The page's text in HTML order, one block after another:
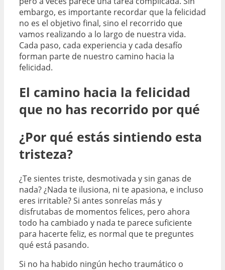
embargo, es importante recordar que la felicidad
no es el objetivo final, sino el recorrido que
vamos realizando a lo largo de nuestra vida.
Cada paso, cada experiencia y cada desafío
forman parte de nuestro camino hacia la
felicidad.
El camino hacia la felicidad
que no has recorrido por qué
¿Por qué estás sintiendo esta
tristeza?
¿Te sientes triste, desmotivada y sin ganas de
nada? ¿Nada te ilusiona, ni te apasiona, e incluso
eres irritable? Si antes sonreías más y
disfrutabas de momentos felices, pero ahora
todo ha cambiado y nada te parece suficiente
para hacerte feliz, es normal que te preguntes
qué está pasando.
Si no ha habido ningún hecho traumático o